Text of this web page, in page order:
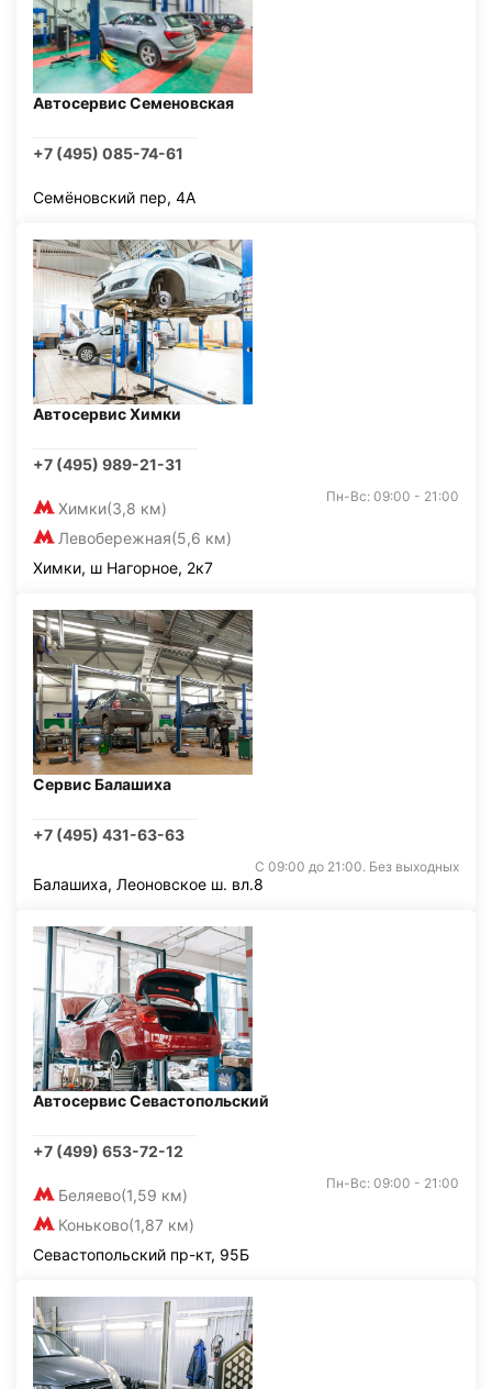
Автосервис Семеновская
+7 (495) 085-74-61
Семёновский пер, 4А
Автосервис Химки
+7 (495) 989-21-31
Химки(3,8 км)
Левобережная(5,6 км)
Пн-Вс: 09:00 - 21:00
Химки, ш Нагорное, 2к7
Сервис Балашиха
+7 (495) 431-63-63
С 09:00 до 21:00. Без выходных
Балашиха, Леоновское ш. вл.8
Автосервис Севастопольский
+7 (499) 653-72-12
Беляево(1,59 км)
Коньково(1,87 км)
Пн-Вс: 09:00 - 21:00
Севастопольский пр-кт, 95Б